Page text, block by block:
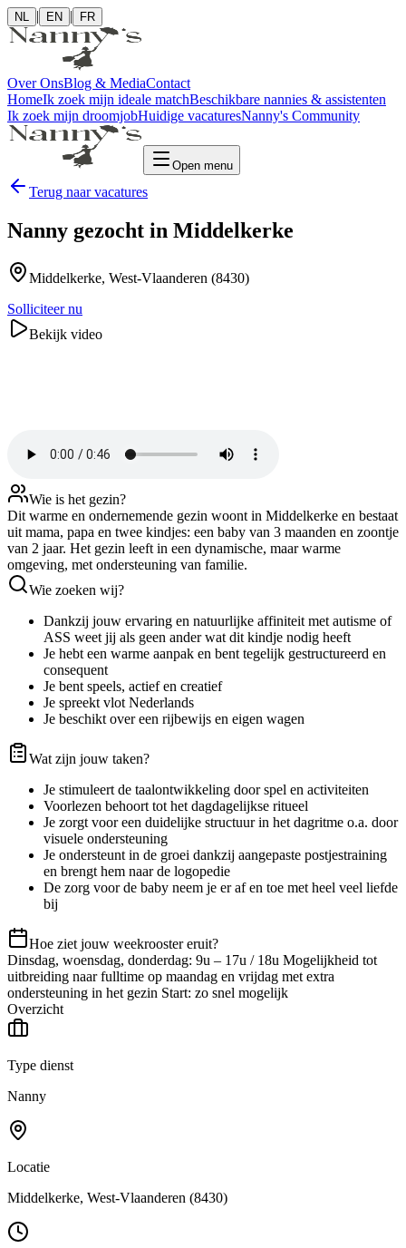
NL | EN | FR
Over OnsBlog & MediaContact
HomeIk zoek mijn ideale matchBeschikbare nannies & assistenten
Ik zoek mijn droomjobHuidige vacaturesNanny's Community
Open menu
Terug naar vacatures
Nanny gezocht in Middelkerke
Middelkerke, West-Vlaanderen (8430)
Solliciteer nu
Bekijk video
Wie is het gezin?
Dit warme en ondernemende gezin woont in Middelkerke en bestaat
uit mama, papa en twee kindjes: een baby van 3 maanden en zoontje
van 2 jaar. Het gezin leeft in een dynamische, maar warme
omgeving, met ondersteuning van familie.
Wie zoeken wij?
Dankzij jouw ervaring en natuurlijke affiniteit met autisme of
ASS weet jij als geen ander wat dit kindje nodig heeft
Je hebt een warme aanpak en bent tegelijk gestructureerd en
consequent
Je bent speels, actief en creatief
Je spreekt vlot Nederlands
Je beschikt over een rijbewijs en eigen wagen
Wat zijn jouw taken?
Je stimuleert de taalontwikkeling door spel en activiteiten
Voorlezen behoort tot het dagdagelijkse ritueel
Je zorgt voor een duidelijke structuur in het dagritme o.a. door
visuele ondersteuning
Je ondersteunt in de groei dankzij aangepaste postjestraining
en brengt hem naar de logopedie
De zorg voor de baby neem je er af en toe met heel veel liefde
bij
Hoe ziet jouw weekrooster eruit?
Dinsdag, woensdag, donderdag: 9u – 17u / 18u Mogelijkheid tot
uitbreiding naar fulltime op maandag en vrijdag met extra
ondersteuning in het gezin Start: zo snel mogelijk
Overzicht
Type dienst
Nanny
Locatie
Middelkerke, West-Vlaanderen (8430)